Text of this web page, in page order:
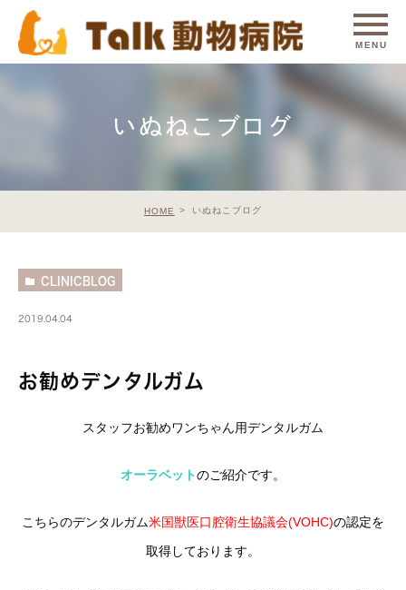
いぬねこブログ
HOME いぬねこブログ
CLINICBLOG
2019.04.04
お勧めデンタルガム
スタッフお勧めワンちゃん用デンタルガム
オーラベットのご紹介です。
こちらのデンタルガム米国獣医口腔衛生協議会(VOHC)の認定を
取得しております。